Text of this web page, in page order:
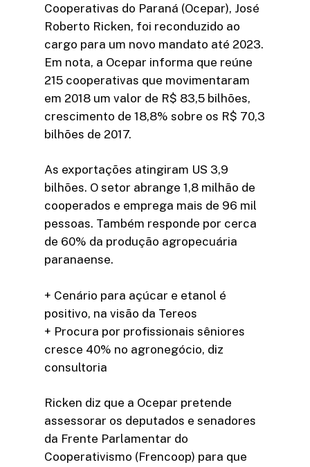
Cooperativas do Paraná (Ocepar), José
Roberto Ricken, foi reconduzido ao
cargo para um novo mandato até 2023.
Em nota, a Ocepar informa que reúne
215 cooperativas que movimentaram
em 2018 um valor de R$ 83,5 bilhões,
crescimento de 18,8% sobre os R$ 70,3
bilhões de 2017.
As exportações atingiram US 3,9
bilhões. O setor abrange 1,8 milhão de
cooperados e emprega mais de 96 mil
pessoas. Também responde por cerca
de 60% da produção agropecuária
paranaense.
+ Cenário para açúcar e etanol é
positivo, na visão da Tereos
+ Procura por profissionais sêniores
cresce 40% no agronegócio, diz
consultoria
Ricken diz que a Ocepar pretende
assessorar os deputados e senadores
da Frente Parlamentar do
Cooperativismo (Frencoop) para que